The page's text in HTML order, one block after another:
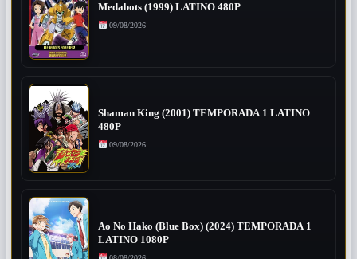
Medabots (1999) LATINO 480P
09/08/2026
Shaman King (2001) TEMPORADA 1 LATINO
480P
09/08/2026
Ao No Hako (Blue Box) (2024) TEMPORADA 1
LATINO 1080P